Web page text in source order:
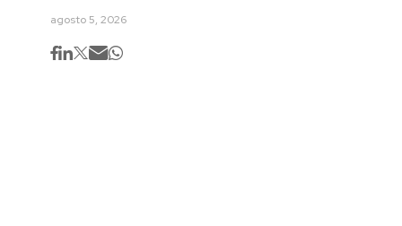
agosto 5, 2026